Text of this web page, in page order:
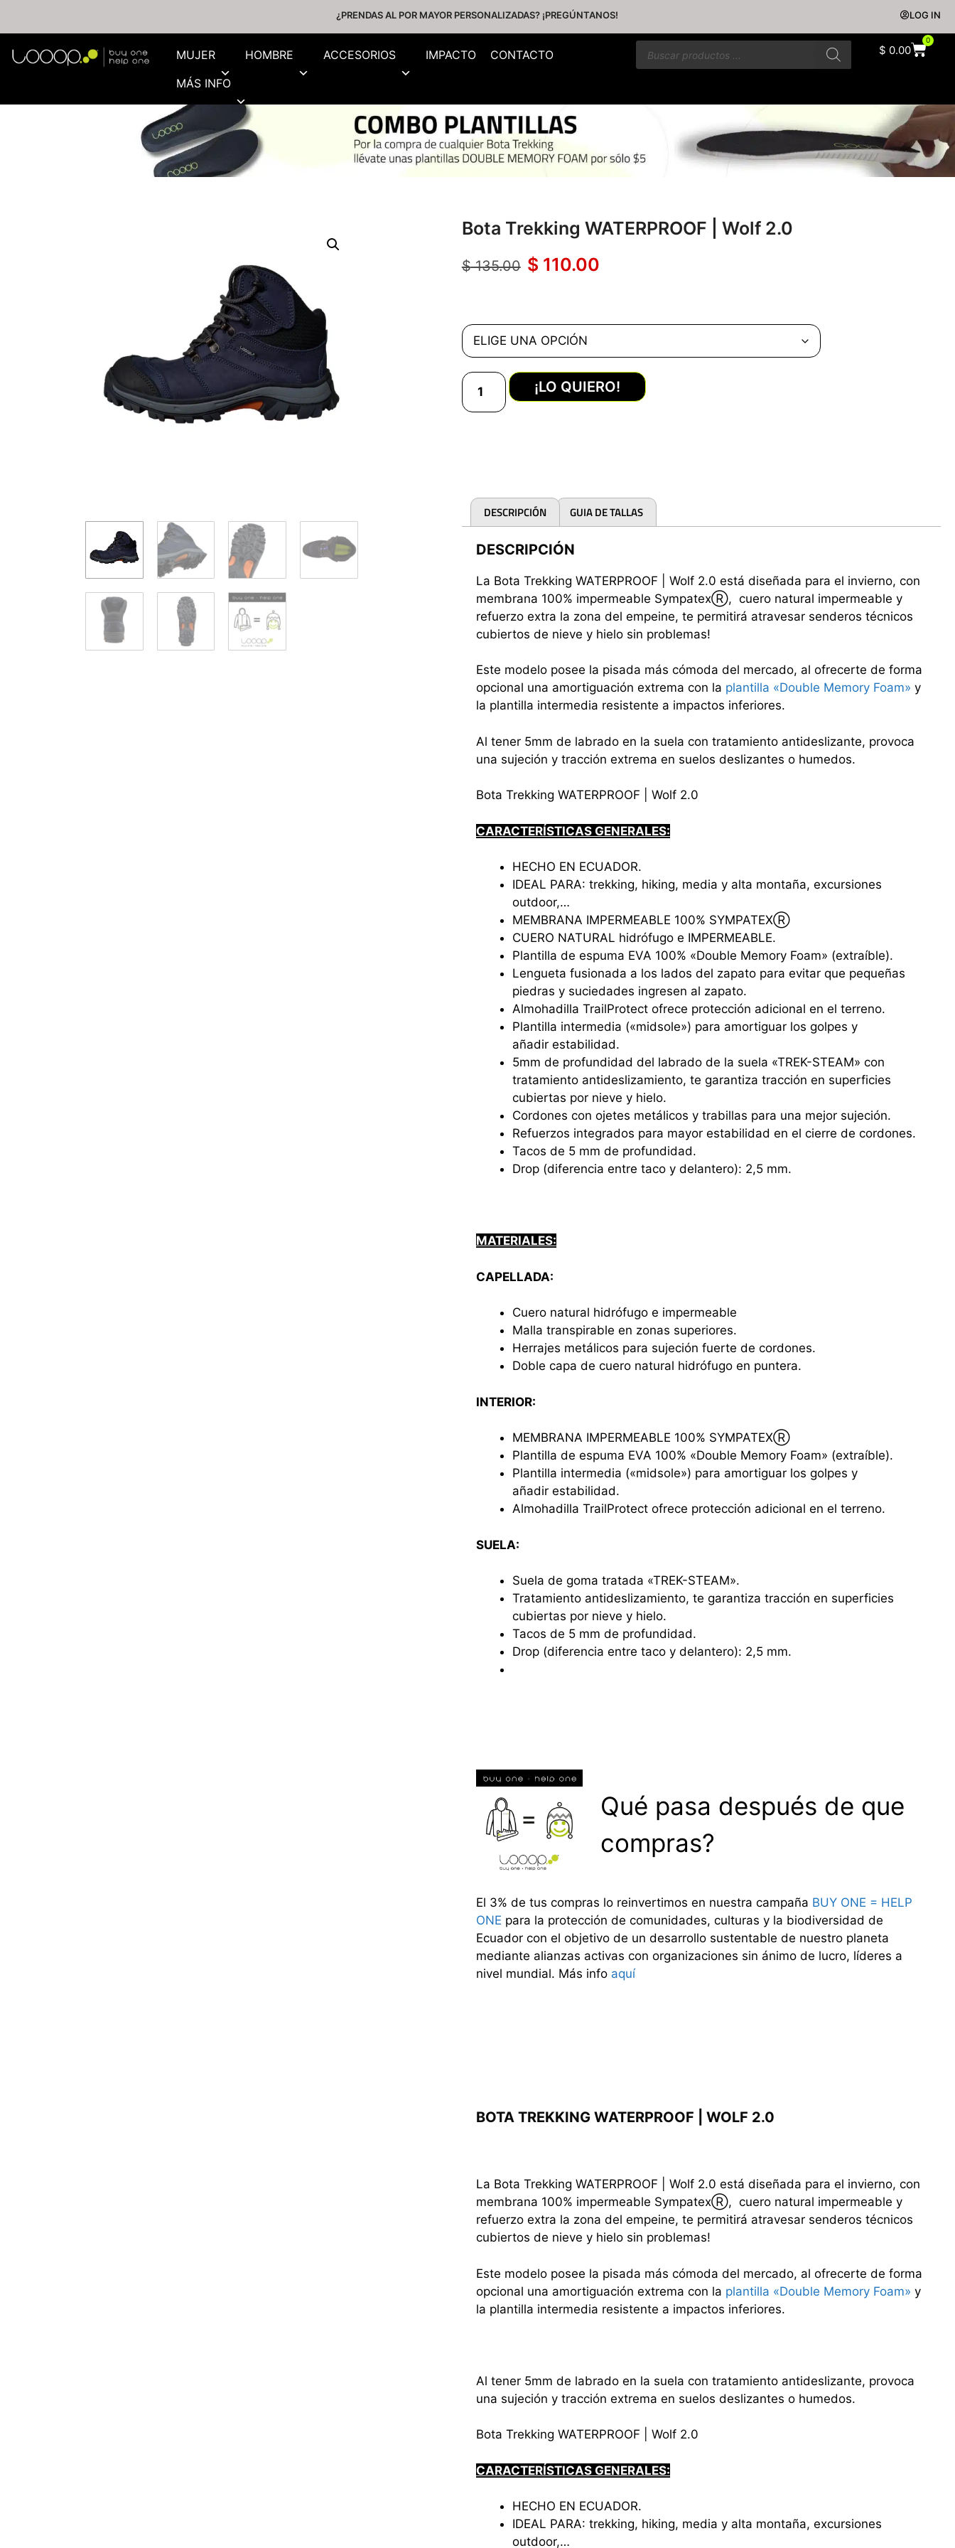
¿PRENDAS AL POR MAYOR PERSONALIZADAS? ¡PREGÚNTANOS! LOG IN
MUJER HOMBRE ACCESORIOS IMPACTO
CONTACTO
MÁS INFO
$ 0.00
0
Bota Trekking WATERPROOF | Wolf 2.0
$135.00 $ 110.00
¡LO QUIERO!
DESCRIPCIÓN GUIA DE TALLAS
DESCRIPCIÓN
La Bota Trekking WATERPROOF | Wolf 2.0 está diseñada para el invierno, con
membrana 100% impermeable SympatexⓇ, cuero natural impermeable y
refuerzo extra la zona del empeine, te permitirá atravesar senderos técnicos
cubiertos de nieve y hielo sin problemas!
Este modelo posee la pisada más cómoda del mercado, al ofrecerte de forma
opcional una amortiguación extrema con la plantilla «Double Memory Foam» y
la plantilla intermedia resistente a impactos inferiores.
Al tener 5mm de labrado en la suela con tratamiento antideslizante, provoca
una sujeción y tracción extrema en suelos deslizantes o humedos.
Bota Trekking WATERPROOF | Wolf 2.0
CARACTERÍSTICAS GENERALES:
HECHO EN ECUADOR.
IDEAL PARA: trekking, hiking, media y alta montaña, excursiones
outdoor,…
MEMBRANA IMPERMEABLE 100% SYMPATEXⓇ
CUERO NATURAL hidrófugo e IMPERMEABLE.
Plantilla de espuma EVA 100% «Double Memory Foam» (extraíble).
Lengueta fusionada a los lados del zapato para evitar que pequeñas
piedras y suciedades ingresen al zapato.
Almohadilla TrailProtect ofrece protección adicional en el terreno.
Plantilla intermedia («midsole») para amortiguar los golpes y
añadir estabilidad.
5mm de profundidad del labrado de la suela «TREK-STEAM» con
tratamiento antideslizamiento, te garantiza tracción en superficies
cubiertas por nieve y hielo.
Cordones con ojetes metálicos y trabillas para una mejor sujeción.
Refuerzos integrados para mayor estabilidad en el cierre de cordones.
Tacos de 5 mm de profundidad.
Drop (diferencia entre taco y delantero): 2,5 mm.
MATERIALES:
CAPELLADA:
Cuero natural hidrófugo e impermeable
Malla transpirable en zonas superiores.
Herrajes metálicos para sujeción fuerte de cordones.
Doble capa de cuero natural hidrófugo en puntera.
INTERIOR:
MEMBRANA IMPERMEABLE 100% SYMPATEXⓇ
Plantilla de espuma EVA 100% «Double Memory Foam» (extraíble).
Plantilla intermedia («midsole») para amortiguar los golpes y
añadir estabilidad.
Almohadilla TrailProtect ofrece protección adicional en el terreno.
SUELA:
Suela de goma tratada «TREK-STEAM».
Tratamiento antideslizamiento, te garantiza tracción en superficies
cubiertas por nieve y hielo.
Tacos de 5 mm de profundidad.
Drop (diferencia entre taco y delantero): 2,5 mm.
Qué pasa después de que
compras?
El 3% de tus compras lo reinvertimos en nuestra campaña BUY ONE = HELP
ONE para la protección de comunidades, culturas y la biodiversidad de
Ecuador con el objetivo de un desarrollo sustentable de nuestro planeta
mediante alianzas activas con organizaciones sin ánimo de lucro, líderes a
nivel mundial. Más info aquí
BOTA TREKKING WATERPROOF | WOLF 2.0
La Bota Trekking WATERPROOF | Wolf 2.0 está diseñada para el invierno, con
membrana 100% impermeable SympatexⓇ, cuero natural impermeable y
refuerzo extra la zona del empeine, te permitirá atravesar senderos técnicos
cubiertos de nieve y hielo sin problemas!
Este modelo posee la pisada más cómoda del mercado, al ofrecerte de forma
opcional una amortiguación extrema con la plantilla «Double Memory Foam» y
la plantilla intermedia resistente a impactos inferiores.
Al tener 5mm de labrado en la suela con tratamiento antideslizante, provoca
una sujeción y tracción extrema en suelos deslizantes o humedos.
Bota Trekking WATERPROOF | Wolf 2.0
CARACTERÍSTICAS GENERALES:
HECHO EN ECUADOR.
IDEAL PARA: trekking, hiking, media y alta montaña, excursiones
outdoor,…